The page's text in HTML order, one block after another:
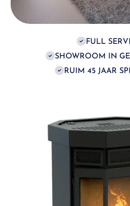
FULL
SHOWROOM IN
RUIM 45 JAAR